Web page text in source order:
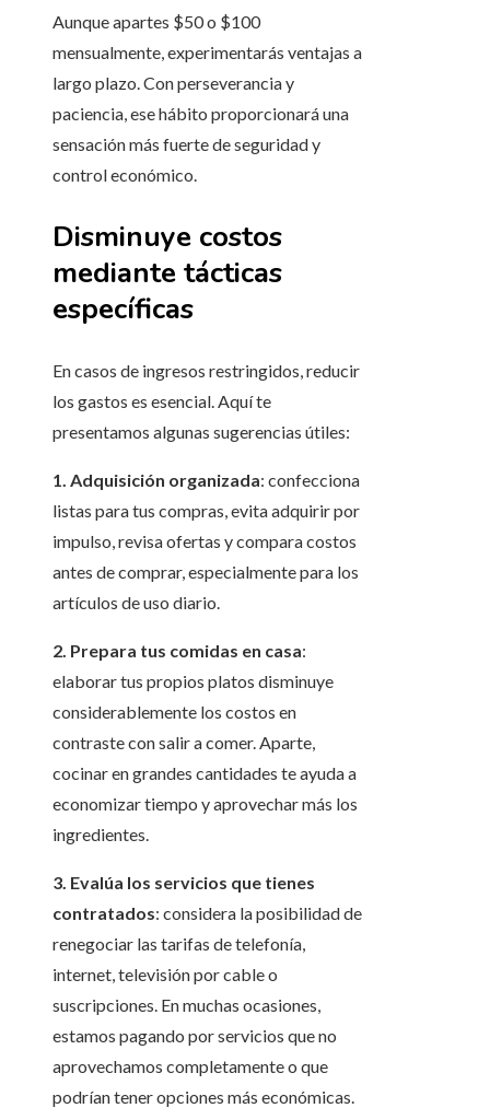
Aunque apartes $50 o $100
mensualmente, experimentarás ventajas a
largo plazo. Con perseverancia y
paciencia, ese hábito proporcionará una
sensación más fuerte de seguridad y
control económico.
Disminuye costos
mediante tácticas
específicas
En casos de ingresos restringidos, reducir
los gastos es esencial. Aquí te
presentamos algunas sugerencias útiles:
1. Adquisición organizada: confecciona
listas para tus compras, evita adquirir por
impulso, revisa ofertas y compara costos
antes de comprar, especialmente para los
artículos de uso diario.
2. Prepara tus comidas en casa:
elaborar tus propios platos disminuye
considerablemente los costos en
contraste con salir a comer. Aparte,
cocinar en grandes cantidades te ayuda a
economizar tiempo y aprovechar más los
ingredientes.
3. Evalúa los servicios que tienes
contratados: considera la posibilidad de
renegociar las tarifas de telefonía,
internet, televisión por cable o
suscripciones. En muchas ocasiones,
estamos pagando por servicios que no
aprovechamos completamente o que
podrían tener opciones más económicas.